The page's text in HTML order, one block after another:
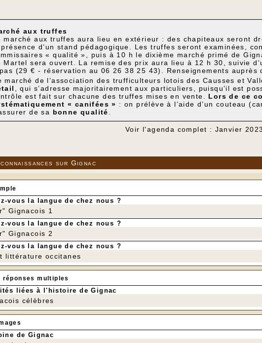
aux truffes
marché aux truffes aura lieu en extérieur : des chapiteaux seront
d’un stand pédagogique. Les truffes seront examinées,
« qualité », puis à 10 h le dixième marché primé de
Martel sera ouvert. La remise des prix aura lieu à 12 h 30, suivie
(29 € - réservation au 06 26 38 25 43). Renseignements auprès
marché de l’association des trufficulteurs lotois des Causses et
, qui s’adresse majoritairement aux particuliers, puisqu’il est
est fait sur chacune des truffes mises en vente. Lors de ce
« canifées » : on prélève à l’aide d’un couteau
de sa bonne qualité.
Voir l'agenda complet : Janvier 2023
sur Gignac
vous la langue de chez nous ?
Gignacois 1
vous la langue de chez nous ?
Gignacois 2
vous la langue de chez nous ?
littérature occitanes
réponses multiples
liées à l'histoire de Gignac
célèbres
de Gignac